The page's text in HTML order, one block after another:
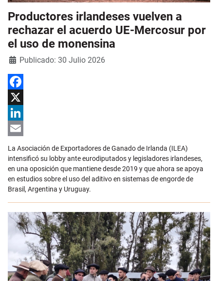
Productores irlandeses vuelven a
rechazar el acuerdo UE-Mercosur por
el uso de monensina
Detalles
Publicado: 30 Julio 2026
Facebook
X
LinkedIn
La Asociación de Exportadores de Ganado de Irlanda (ILEA)
intensificó su lobby ante eurodiputados y legisladores irlandeses,
en una oposición que mantiene desde 2019 y que ahora se apoya
en estudios sobre el uso del aditivo en sistemas de engorde de
Brasil, Argentina y Uruguay.